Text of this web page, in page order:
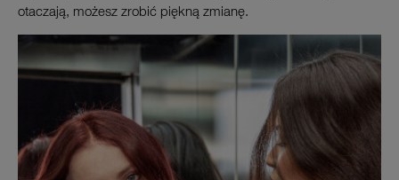
otaczają, możesz zrobić piękną zmianę.